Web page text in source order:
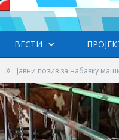
ВЕСТИ
» Јавни позив за набавку